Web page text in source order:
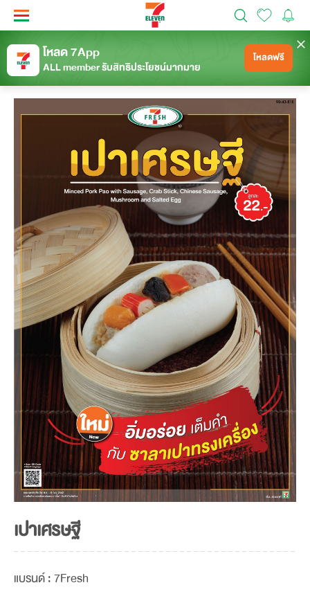
โหลด 7App
ALL member รับสิทธิประโยชน์มากมาย
โหลดฟรี
กลับ 6.9 k แชร์
เปาเศรษฐี
แบรนด์ : 7Fresh